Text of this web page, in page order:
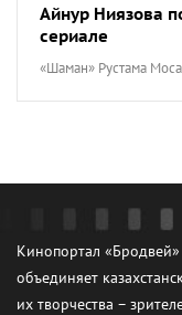
Айнур Ниязова
сериале
«Шаман» Рустама
Кинопортал
объединяет
их творчества –